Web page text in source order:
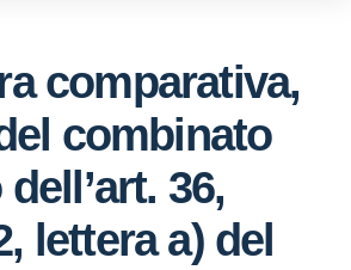
comparativa,
combinato
36,
lettera a) del